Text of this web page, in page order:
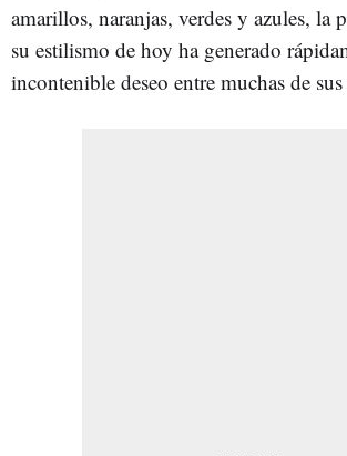
amarillos, naranjas, verdes y azules, la
su estilismo de hoy ha generado
incontenible deseo entre muchas de